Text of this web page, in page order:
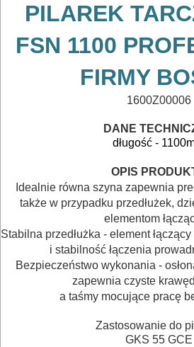
DO
BETONU
DREWNA
Do
frezarek
Do
gwoździarek
Do
udarowych
PILAREK
FSN 1100
FIRMY
1600Z00006
DANE
długość -
OPIS
Idealnie równa szyna zapewnia
także w przypadku przedłużek,
elementom
Stabilna przedłużka - element
i stabilność łączenia
Bezpieczeństwo wykonania -
zapewnia czyste
a taśmy mocujące pracę
Zastosowanie do
GKS 55 GCE